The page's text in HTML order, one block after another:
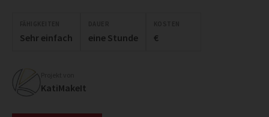
Sehr einfach eine Stunde €
KatiMakeIt